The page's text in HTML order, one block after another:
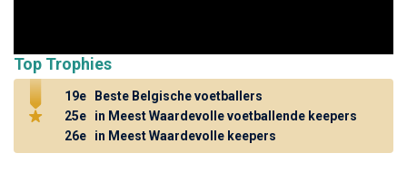
Top Trophies
19e
Beste Belgische voetballers
25e
in Meest Waardevolle voetballende keepers
26e
in Meest Waardevolle keepers